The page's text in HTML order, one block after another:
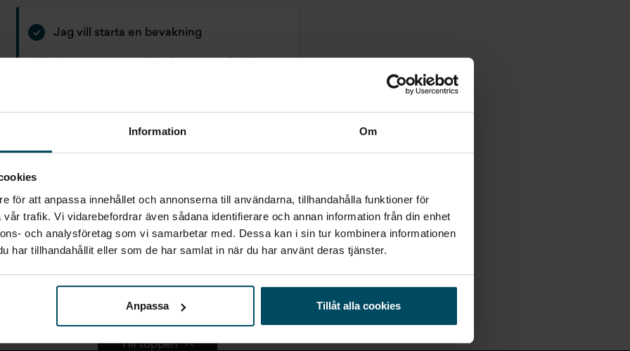
Information Om
för att anpassa innehållet och annonserna till användarna, tillhandahålla funktioner för
trafik. Vi vidarebefordrar även sådana identifierare och annan information från din enhet
och analysföretag som vi samarbetar med. Dessa kan i sin tur kombinera informationen
har tillhandahållit eller som de har samlat in när du har använt deras tjänster.
Anpassa Tillåt alla cookies
Jag vill starta en bevakning
behandlas enligt bestämmelserna i EU:s dataskyddsförordningen
kan du läsa mer om hur vi behandlar dina personuppgifter.
Till toppen